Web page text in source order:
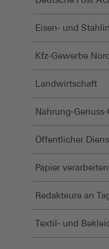
Eisen- und
Kfz-Gewerbe
Landwirtschaft
Nahrung-
Öffentlicher
Papier
Redakteure an
Textil- und